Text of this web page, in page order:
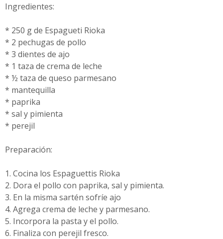
Ingredientes:
* 250 g de Espagueti Rioka
* 2 pechugas de pollo
* 3 dientes de ajo
* 1 taza de crema de leche
* ½ taza de queso parmesano
* mantequilla
* paprika
* sal y pimienta
* perejil
Preparación:
1. Cocina los Espaguettis Rioka
2. Dora el pollo con paprika, sal y pimienta.
3. En la misma sartén sofríe ajo
4. Agrega crema de leche y parmesano.
5. Incorpora la pasta y el pollo.
6. Finaliza con perejil fresco.